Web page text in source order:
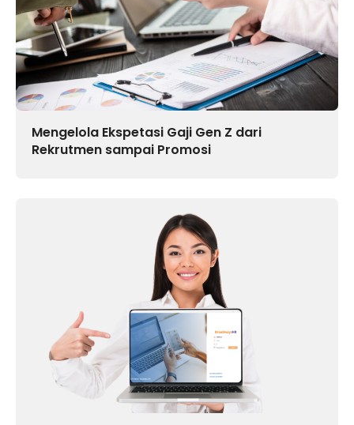
Mengelola Ekspetasi Gaji Gen Z dari
Rekrutmen sampai Promosi